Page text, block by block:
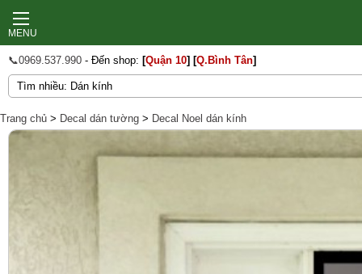
MENU
📞0969.537.990 - Đến shop: [Quận 10] [Q.Bình Tân]
Trang chủ > Decal dán tường > Decal Noel dán kính